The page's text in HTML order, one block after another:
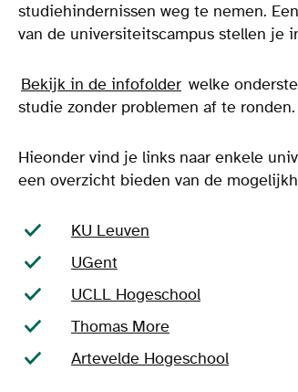
studiehindernissen weg te nemen.
van de universiteitscampus stellen je
Bekijk in de infofolder welke
studie zonder problemen af te ronden.
Hieonder vind je links naar enkele
een overzicht bieden van de
KU Leuven
UGent
UCLL Hogeschool
Thomas More
Artevelde Hogeschool